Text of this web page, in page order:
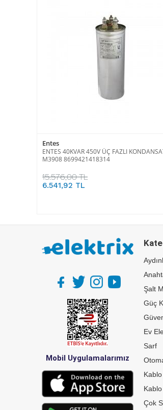
Entes
ENTES 40KVAR 450V ÜÇ FAZLI
M3908 8699421418314
15.576,00 TL
6.541,92 TL
Mobil Uygulamalarımız
Şalt
Güç
Ev
Sarf
Kablo
Kablo
Çok